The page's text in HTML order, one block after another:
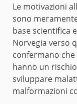
Le motivazioni
sono
base scientifica
Norvegia verso
confermano
hanno un
sviluppare
malformazioni